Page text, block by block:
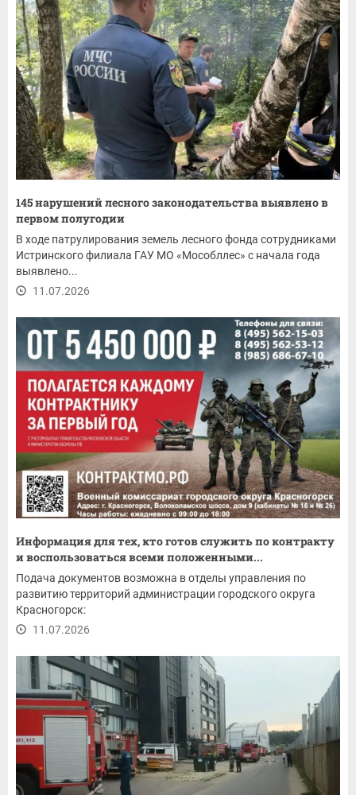
145 нарушений лесного законодательства выявлено в
первом полугодии
В ходе патрулирования земель лесного фонда сотрудниками
Истринского филиала ГАУ МО «Мособллес» с начала года
выявлено...
11.07.2026
Информация для тех, кто готов служить по контракту
и воспользоваться всеми положенными...
Подача документов возможна в отделы управления по
развитию территорий администрации городского округа
Красногорск:
11.07.2026